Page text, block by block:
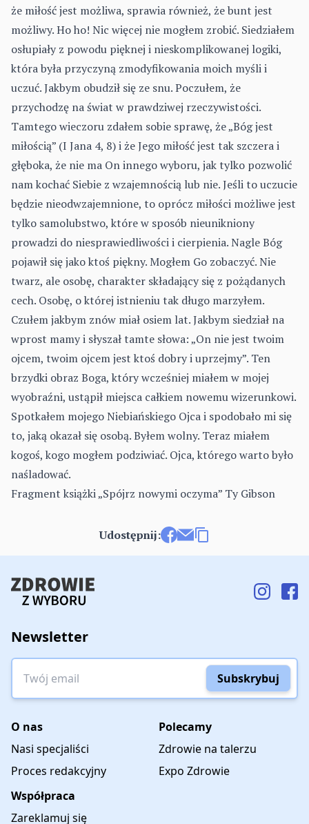
że miłość jest możliwa, sprawia również, że bunt jest
możliwy. Ho ho! Nic więcej nie mogłem zrobić. Siedziałem
osłupiały z powodu pięknej i nieskomplikowanej logiki,
która była przyczyną zmodyfikowania moich myśli i
uczuć. Jakbym obudził się ze snu. Poczułem, że
przychodzę na świat w prawdziwej rzeczywistości.
Tamtego wieczoru zdałem sobie sprawę, że „Bóg jest
miłością” (I Jana 4, 8) i że Jego miłość jest tak szczera i
głęboka, że nie ma On innego wyboru, jak tylko pozwolić
nam kochać Siebie z wzajemnością lub nie. Jeśli to uczucie
będzie nieodwzajemnione, to oprócz miłości możliwe jest
tylko samolubstwo, które w sposób nieunikniony
prowadzi do niesprawiedliwości i cierpienia. Nagle Bóg
pojawił się jako ktoś piękny. Mogłem Go zobaczyć. Nie
twarz, ale osobę, charakter składający się z pożądanych
cech. Osobę, o której istnieniu tak długo marzyłem.
Czułem jakbym znów miał osiem lat. Jakbym siedział na
wprost mamy i słyszał tamte słowa: „On nie jest twoim
ojcem, twoim ojcem jest ktoś dobry i uprzejmy”. Ten
brzydki obraz Boga, który wcześniej miałem w mojej
wyobraźni, ustąpił miejsca całkiem nowemu wizerunkowi.
Spotkałem mojego Niebiańskiego Ojca i spodobało mi się
to, jaką okazał się osobą. Byłem wolny. Teraz miałem
kogoś, kogo mogłem podziwiać. Ojca, którego warto było
naśladować.
Fragment książki „Spójrz nowymi oczyma” Ty Gibson
Udostępnij:
Udostępnij na Facebooku
Wyślij e-mailem
Kopiuj link
Newsletter
Subskrybuj
O nas
Nasi specjaliści
Proces redakcyjny
Polecamy
Zdrowie na talerzu
Expo Zdrowie
Współpraca
Zareklamuj się